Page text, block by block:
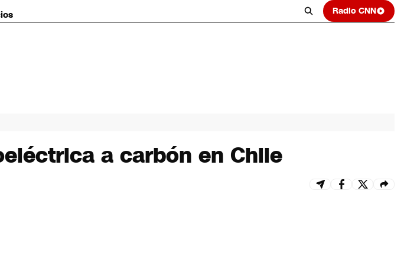
Radio CNN
a carbón en Chile